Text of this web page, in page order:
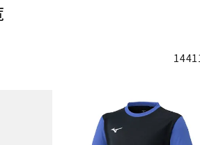
スパイク
ソフトボール用グラ
少年軟式バット
ソフトボール用バット
その他ウ
ソッ